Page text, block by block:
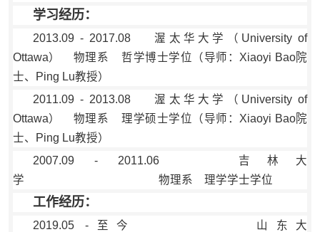
学习经历：
2013.09 - 2017.08渥太华大学（University of
Ottawa） 物理系哲学博士学位（导师：Xiaoyi Bao院
士、Ping Lu教授）
2011.09 - 2013.08 渥太华大学（University of
Ottawa） 物理系 理学硕士学位（导师：Xiaoyi Bao院
士、Ping Lu教授）
2007.09 - 2011.06 吉林大
学 物理系 理学学士学位
工作经历：
2019.05 -至今 山东大